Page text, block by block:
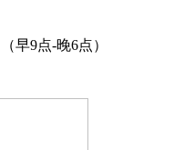
（早9点-晚6点）